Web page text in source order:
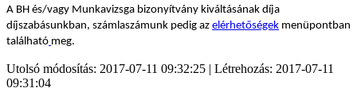
A BH és/vagy Munkavizsga bizonyítvány kiváltásának díja
díjszabásunkban, számlaszámunk pedig az elérhetőségek menüpontban
található meg.
Utolsó módosítás: 2017-07-11 09:32:25 | Létrehozás: 2017-07-11
09:31:04